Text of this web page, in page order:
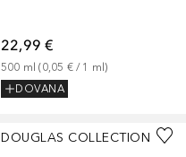
22,99 €
500 ml (0,05 € / 1 ml)
DOVANA
DOUGLAS COLLECTION